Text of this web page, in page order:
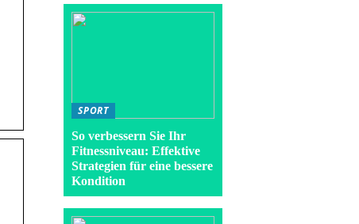
SPORT
So verbessern Sie Ihr
Fitnessniveau: Effektive
Strategien für eine bessere
Kondition